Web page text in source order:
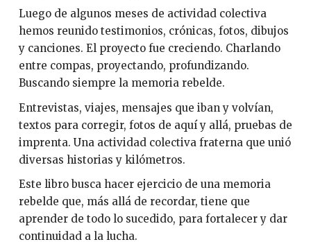
Luego de algunos meses de actividad colectiva
hemos reunido testimonios, crónicas, fotos, dibujos
y canciones. El proyecto fue creciendo. Charlando
entre compas, proyectando, profundizando.
Buscando siempre la memoria rebelde.
Entrevistas, viajes, mensajes que iban y volvían,
textos para corregir, fotos de aquí y allá, pruebas de
imprenta. Una actividad colectiva fraterna que unió
diversas historias y kilómetros.
Este libro busca hacer ejercicio de una memoria
rebelde que, más allá de recordar, tiene que
aprender de todo lo sucedido, para fortalecer y dar
continuidad a la lucha.